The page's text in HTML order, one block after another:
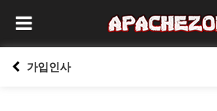
가입인사